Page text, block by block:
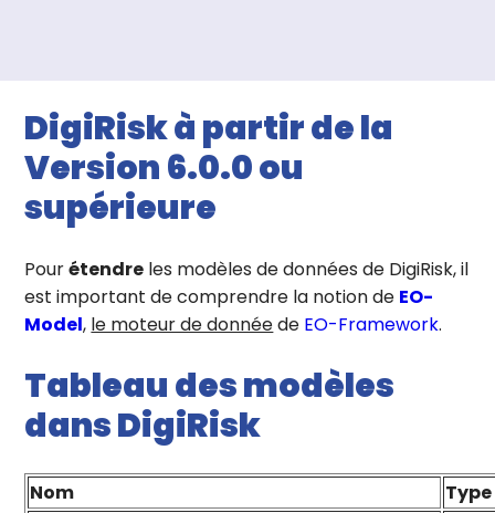
DigiRisk à partir de la
Version 6.0.0 ou
supérieure
Pourétendre les modèles de données de DigiRisk, il
est important de comprendre la notion de EO-
Model, le moteur de donnéede EO-Framework.
Tableau des modèles
dans DigiRisk
Nom
Type